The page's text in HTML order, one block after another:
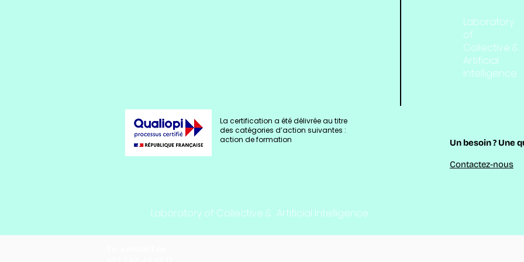
La certification a été délivrée au titre
des catégories d’action suivantes :
action de formation
Laboratory
of
Collective &
Artificial
Intelligence
Un besoin ? Une
Contactez-nous
Laboratory of Collective & Artificial Intelligence